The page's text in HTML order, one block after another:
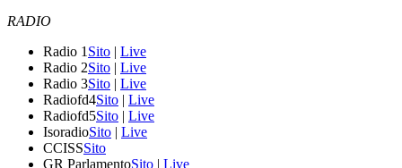
RADIO
Radio 1 Sito | Live
Radio 2Sito | Live
Radio 3Sito | Live
Radiofd4Sito | Live
Radiofd5Sito | Live
IsoradioSito | Live
CCISSSito
GR ParlamentoSito | Live